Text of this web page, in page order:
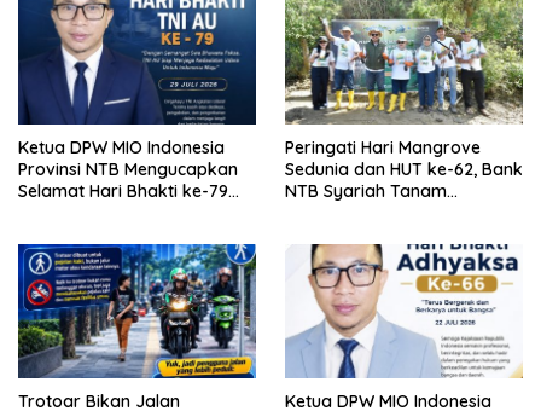
Ketua DPW MIO Indonesia
Provinsi NTB Mengucapkan
Selamat Hari Bhakti ke-79
Peringati Hari Mangrove
Sedunia dan HUT ke-62, Bank
NTB Syariah Tanam
Trotoar Bikan Jalan
Ketua DPW MIO Indonesia